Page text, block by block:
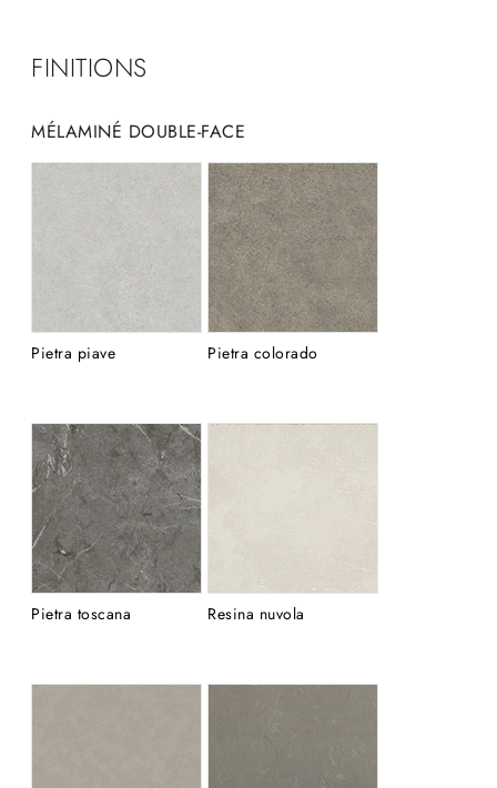
FINITIONS
MÉLAMINÉ DOUBLE-FACE
Pietra piave Pietra colorado
Pietra toscana Resina nuvola